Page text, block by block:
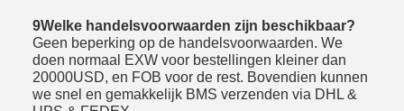
9Welke handelsvoorwaarden zijn beschikbaar?
Geen beperking op de handelsvoorwaarden. We
doen normaal EXW voor bestellingen kleiner dan
20000USD, en FOB voor de rest. Bovendien kunnen
we snel en gemakkelijk BMS verzenden via DHL &